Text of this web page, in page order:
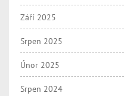
Září 2025
Srpen 2025
Únor 2025
Srpen 2024